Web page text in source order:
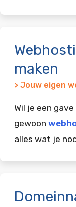
maken
> Jouw eigen
Wil je een gave
gewoon
alles wat je